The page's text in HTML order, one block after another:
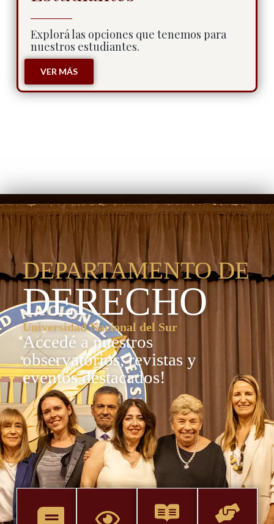
Explorá las opciones que tenemos para
nuestros estudiantes.
VER MÁS
Derecho
DEPARTAMENTO DE
DERECHO
Universidad Nacional del Sur
Accedé a nuestros
observatorios, revistas y
eventos destacados!